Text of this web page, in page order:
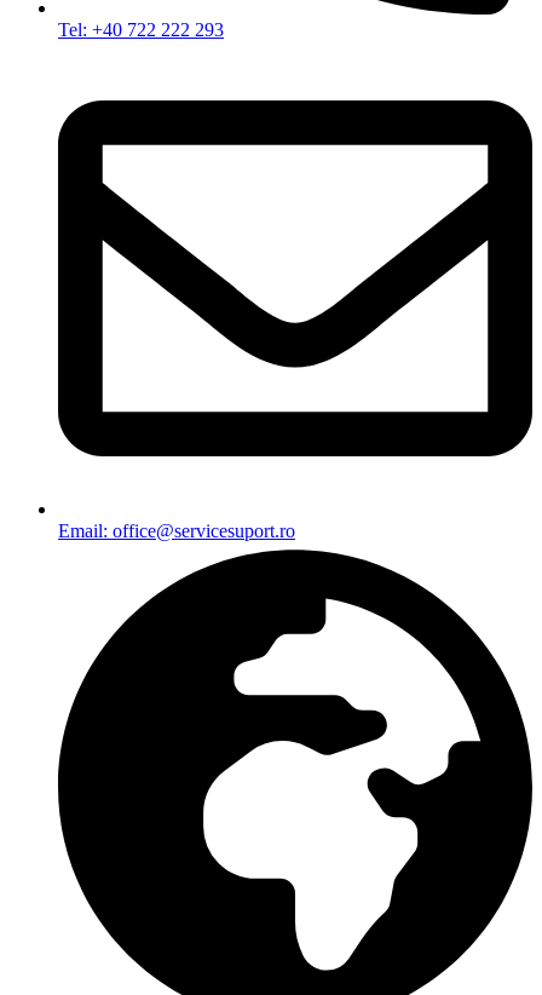
Tel: +40 722 222 293
Email: office@servicesuport.ro